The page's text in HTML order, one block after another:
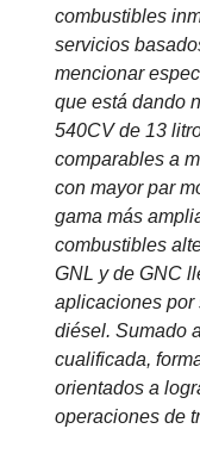
combustibles
servicios
mencionar
que está dando
540CV de 13
comparables a
con mayor par
gama más
combustibles
GNL y de GNC
aplicaciones por
diésel. Sumado
cualificada,
orientados a
operaciones de